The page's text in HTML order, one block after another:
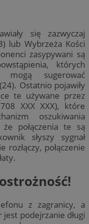
się zazwyczaj
lub Wybrzeża Kości
zasypywani są
których
mogą sugerować
Ostatnio pojawiły
te używane przez
XXX XXX), które
oszukiwania
połączenia te są
słyszy sygnał
rozłączy, połączenie
z zagranicy, a
podejrzanie długi